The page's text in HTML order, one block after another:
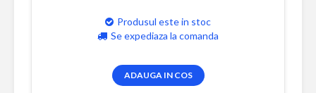
Produsul este in stoc
Se expediaza la comanda
ADAUGA IN COS